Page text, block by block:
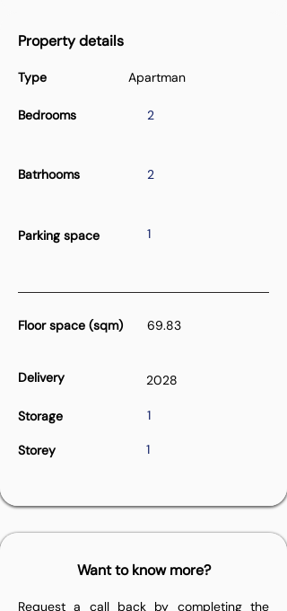
Property details
Type
Bedrooms
Apartman
2
Batrhooms 2
Parking space 1
Floor space (sqm) 69.83
Delivery 2028
Storage 1
Storey 1
Want to know more?
Request a call back by completing the